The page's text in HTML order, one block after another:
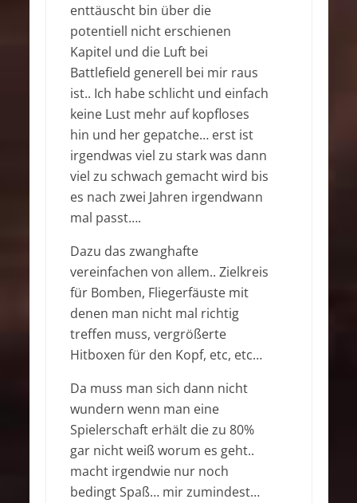
enttäuscht bin über die
potentiell nicht erschienen
Kapitel und die Luft bei
Battlefield generell bei mir raus
ist.. Ich habe schlicht und einfach
keine Lust mehr auf kopfloses
hin und her gepatche… erst ist
irgendwas viel zu stark was dann
viel zu schwach gemacht wird bis
es nach zwei Jahren irgendwann
mal passt….
Dazu das zwanghafte
vereinfachen von allem.. Zielkreis
für Bomben, Fliegerfäuste mit
denen man nicht mal richtig
treffen muss, vergrößerte
Hitboxen für den Kopf, etc, etc…
Da muss man sich dann nicht
wundern wenn man eine
Spielerschaft erhält die zu 80%
gar nicht weiß worum es geht..
macht irgendwie nur noch
bedingt Spaß… mir zumindest…